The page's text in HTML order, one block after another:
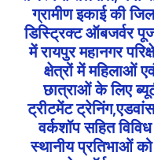
ग्रामीण इकाई की
डिस्ट्रिक्ट ऑबजर्वर
में रायपुर महानगर
क्षेत्रों में महिलाओं
छात्राओं के लिए
ट्रीटमेंट
वर्कशॉप सहित
स्थानीय प्रतिभाओं